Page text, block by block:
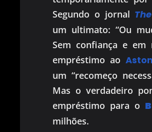
Segundo o jornal
um ultimato: “Ou
Sem confiança e
empréstimo ao
um “recomeço
Mas o verdadeiro
empréstimo para o
milhões.